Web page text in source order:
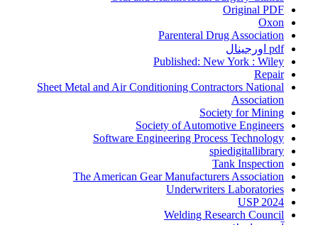
Original PDF
Oxon
Parenteral Drug Association
pdf اورجینال
Published: New York : Wiley
Repair
Sheet Metal and Air Conditioning Contractors National
Association
Society for Mining
Society of Automotive Engineers
Software Engineering Process Technology
spiedigitallibrary
Tank Inspection
The American Gear Manufacturers Association
Underwriters Laboratories
USP 2024
Welding Research Council